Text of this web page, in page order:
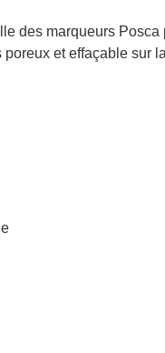
des marqueurs
poreux et effaçable sur